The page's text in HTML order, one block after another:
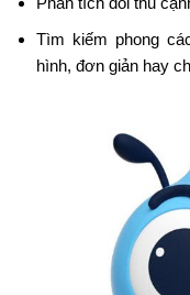
Tìm kiếm phong
hình, đơn giản hay